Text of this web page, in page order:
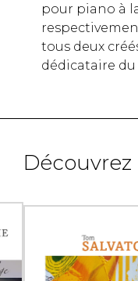
pour piano à
tous deux
dédicataire du